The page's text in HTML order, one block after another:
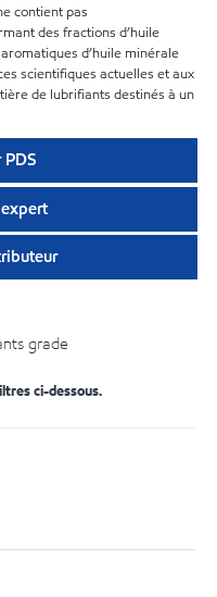
contient pas
des fractions d’huile
d’huile minérale
scientifiques actuelles et aux
de lubrifiants destinés à un
grade
ci-dessous.